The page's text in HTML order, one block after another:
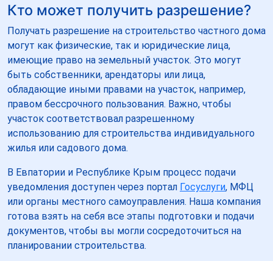
Кто может получить разрешение?
Получать разрешение на строительство частного дома
могут как физические, так и юридические лица,
имеющие право на земельный участок. Это могут
быть собственники, арендаторы или лица,
обладающие иными правами на участок, например,
правом бессрочного пользования. Важно, чтобы
участок соответствовал разрешенному
использованию для строительства индивидуального
жилья или садового дома.
В Евпатории и Республике Крым процесс подачи
уведомления доступен через портал Госуслуги, МФЦ
или органы местного самоуправления. Наша компания
готова взять на себя все этапы подготовки и подачи
документов, чтобы вы могли сосредоточиться на
планировании строительства.